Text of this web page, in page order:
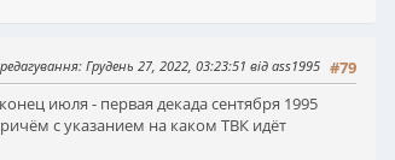
#79
: Грудень 27, 2022, 03:23:51 від ass1995
июля - первая декада сентября 1995
с указанием на каком ТВК идёт